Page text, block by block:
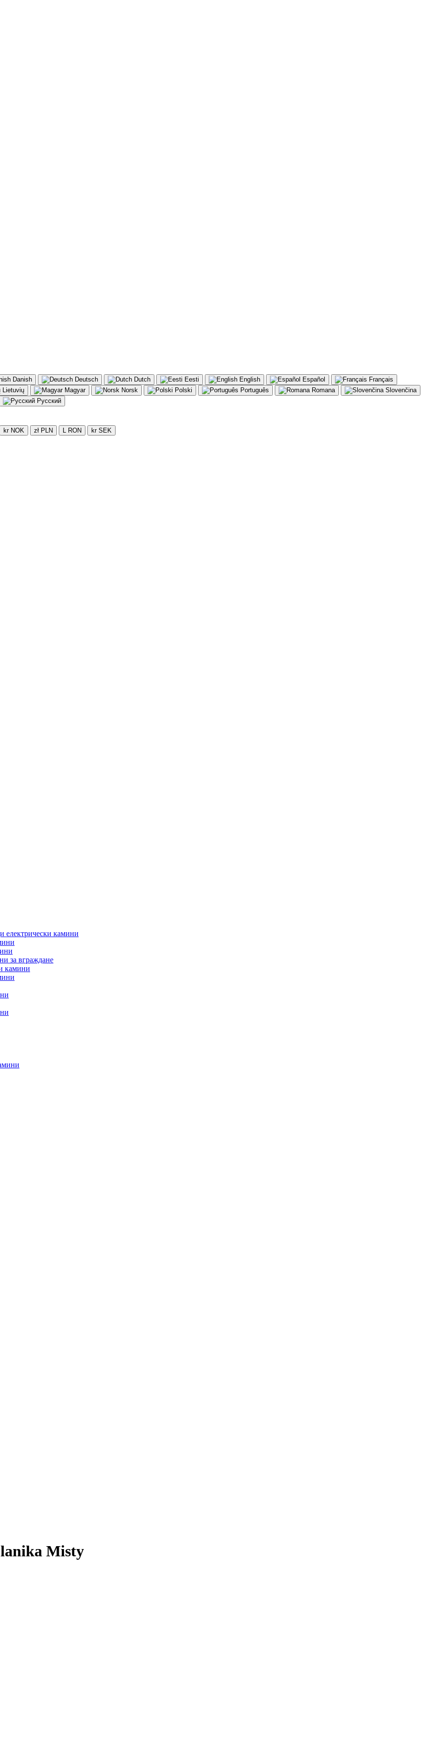
Danish Deutsch Dutch Eesti English Español
Français
Lietuvių
Magyar Norsk Polski Português Romana
Slovenčina
Русский
kr NOK zł PLN L RON kr SEK
електрически камини
за вграждане
камини
Misty